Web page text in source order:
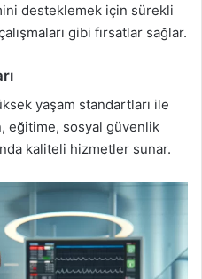
desteklemek için sürekli
gibi fırsatlar sağlar.
yaşam standartları ile
eğitime, sosyal güvenlik
kaliteli hizmetler sunar.